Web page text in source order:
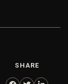
SHARE